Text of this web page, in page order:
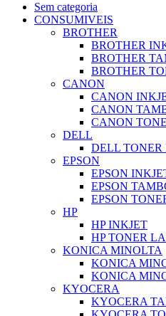
Sem categoria
CONSUMIVEIS
BROTHER
BROTHER
BROTHER
BROTHER
CANON
CANON
CANON
CANON
DELL
DELL TONER
EPSON
EPSON
EPSON
EPSON
HP
HP INKJET
HP TONER
KONICA MINOLTA
KONICA
KONICA
KYOCERA
KYOCERA